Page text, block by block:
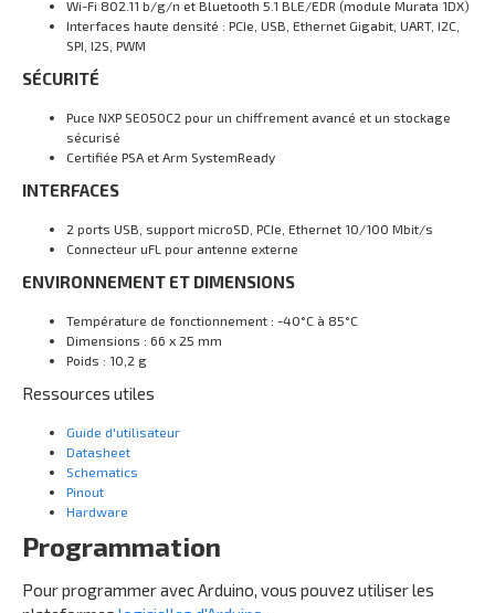
Wi-Fi 802.11 b/g/n et Bluetooth 5.1 BLE/EDR (module Murata 1DX)
Interfaces haute densité : PCIe, USB, Ethernet Gigabit, UART, I2C,
SPI, I2S, PWM
SÉCURITÉ
Puce NXP SE050C2 pour un chiffrement avancé et un stockage
sécurisé
Certifiée PSA et Arm SystemReady
INTERFACES
2 ports USB, support microSD, PCIe, Ethernet 10/100 Mbit/s
Connecteur uFL pour antenne externe
ENVIRONNEMENT ET DIMENSIONS
Température de fonctionnement : -40°C à 85°C
Dimensions : 66 x 25 mm
Poids : 10,2 g
Ressources utiles
Guide d'utilisateur
Datasheet
Schematics
Pinout
Hardware
Programmation
Pour programmer avec Arduino, vous pouvez utiliser les